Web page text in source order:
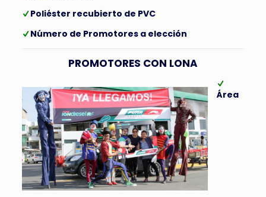
Poliéster recubierto de PVC
Número de Promotores a elección
PROMOTORES CON LONA
Área